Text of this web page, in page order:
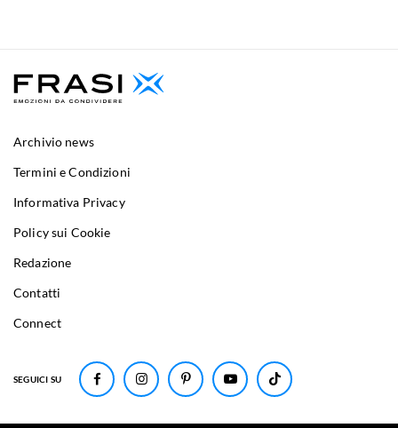
SEGUICI SU
Archivio news
Termini e Condizioni
Informativa Privacy
Policy sui Cookie
Redazione
Contatti
Connect